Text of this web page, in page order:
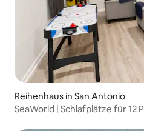
Reihenhaus in San Antonio
SeaWorld | Schlafplätze für 12